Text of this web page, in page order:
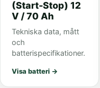
(Start-Stop) 12
V / 70 Ah
Tekniska data, mått
och
batterispecifikationer.
Visa batteri →